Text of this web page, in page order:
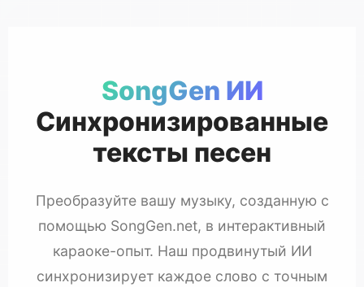
SongGen ИИ
Синхронизированные
тексты песен
Преобразуйте вашу музыку, созданную с
помощью SongGen.net, в интерактивный
караоке-опыт. Наш продвинутый ИИ
синхронизирует каждое слово с точным